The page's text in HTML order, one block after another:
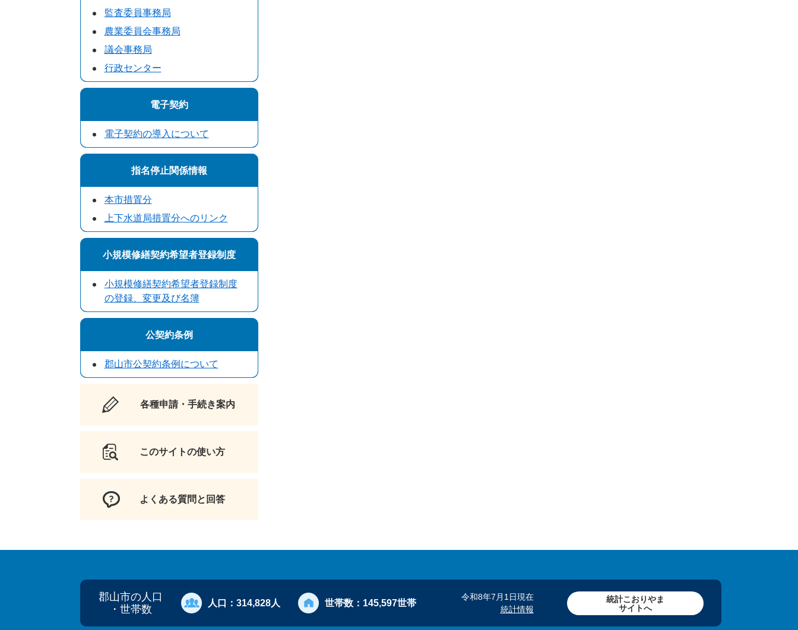
監査委員事務局
農業委員会事務局
議会事務局
行政センター
電子契約
電子契約の導入について
指名停止関係情報
本市措置分
上下水道局措置分へのリンク
小規模修繕契約希望者登録制度
小規模修繕契約希望者登録制度
の登録、変更及び名簿
公契約条例
郡山市公契約条例について
各種申請・手続き案内
このサイトの使い方
よくある質問と回答
郡山市の人口
・世帯数
人口： 314,828人 世帯数： 145,597世帯
令和8年7月1日現在
統計情報
統計こおりやま
サイトへ